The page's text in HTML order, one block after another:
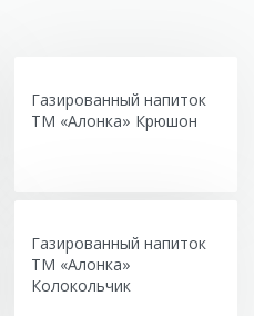
Газированный напиток
ТМ «Алонка» Крюшон
Газированный напиток
ТМ «Алонка»
Колокольчик